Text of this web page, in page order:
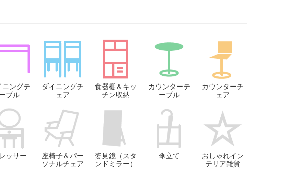
ニングテ
ブル
ダイニングチ
ェア
食器棚＆キッ
チン収納
カウンターテ
ーブル
カウンターチ
ェア
ッサー
座椅子＆パー
ソナルチェア
姿見鏡（スタ
ンドミラー）
傘立て
おしゃれイン
テリア雑貨